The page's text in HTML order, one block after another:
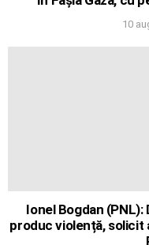
10
Ionel Bogdan
produc violență, solicit